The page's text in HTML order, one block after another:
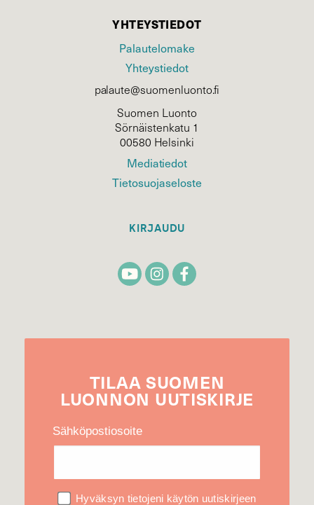
YHTEYSTIEDOT
Palautelomake
Yhteystiedot
palaute@suomenluonto.fi
Suomen Luonto
Sörnäistenkatu 1
00580 Helsinki
Mediatiedot
Tietosuojaseloste
KIRJAUDU
TILAA SUOMEN
LUONNON UUTIS­KIRJE
Sähköpostiosoite
Hyväksyn tietojeni käytön uutiskirjeen